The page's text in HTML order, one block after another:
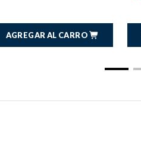
AGREGAR AL CARRO